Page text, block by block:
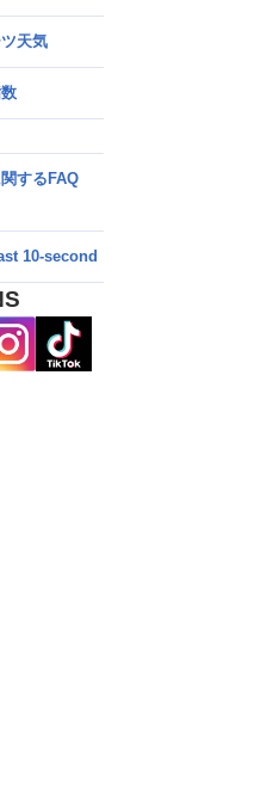
勤通学時も弱い雨
すい
天気
するFAQ
10-second